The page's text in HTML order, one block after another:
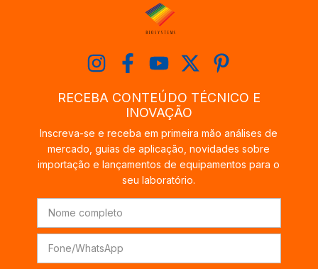
RECEBA CONTEÚDO TÉCNICO E
INOVAÇÃO
Inscreva-se e receba em primeira mão análises de
mercado, guias de aplicação, novidades sobre
importação e lançamentos de equipamentos para o
seu laboratório.